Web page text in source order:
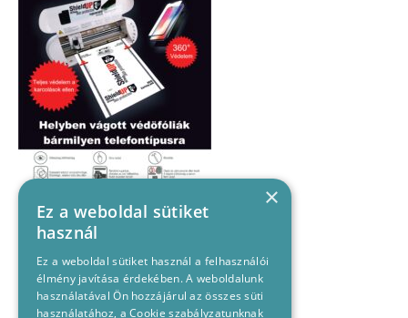
×
Ez a weboldal sütiket
használ
Ez a weboldal sütiket használ a felhasználói
élmény javítása érdekében. A weboldalunk
használatával Ön hozzájárul az összes süti
használatához, a Cookie szabályzatunknak